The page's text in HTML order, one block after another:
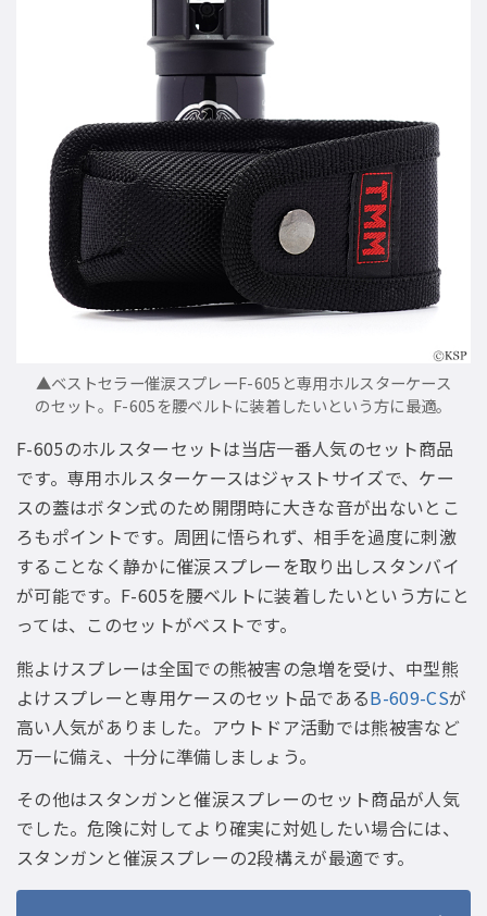
▲ベストセラー催涙スプレーF-605と専用ホルスターケース
のセット。F-605を腰ベルトに装着したいという方に最適。
F-605のホルスターセットは当店一番人気のセット商品
です。専用ホルスターケースはジャストサイズで、ケー
スの蓋はボタン式のため開閉時に大きな音が出ないとこ
ろもポイントです。周囲に悟られず、相手を過度に刺激
することなく静かに催涙スプレーを取り出しスタンバイ
が可能です。F-605を腰ベルトに装着したいという方にと
っては、このセットがベストです。
熊よけスプレーは全国での熊被害の急増を受け、中型熊
よけスプレーと専用ケースのセット品であるB-609-CSが
高い人気がありました。アウトドア活動では熊被害など
万一に備え、十分に準備しましょう。
その他はスタンガンと催涙スプレーのセット商品が人気
でした。危険に対してより確実に対処したい場合には、
スタンガンと催涙スプレーの2段構えが最適です。